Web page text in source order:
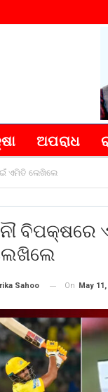
ଅପରାଧ
ଏମିତି ଲେଖିଲେ
ବିପକ୍ଷରେ
Sahoo On May